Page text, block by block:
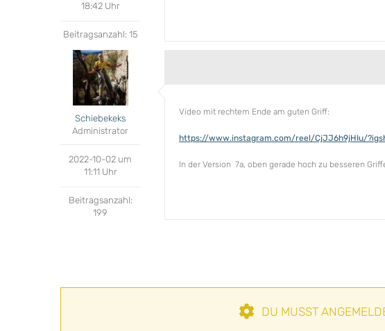
18:42 Uhr
Beitragsanzahl: 15
Schiebekeks
Administrator
2022-10-02 um
11:11 Uhr
Beitragsanzahl:
199
Video mit rechtem Ende am guten Griff:
https://www.instagram.com/reel/CjJJ6h9jHIu/
In der Version 7a, oben gerade hoch zu besseren
DU MUSST